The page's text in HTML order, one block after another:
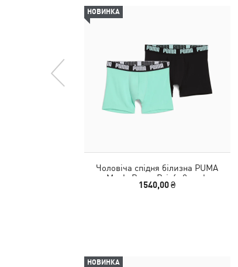
НОВИНКА
Чоловіча спідня білизна PUMA
Men's Boxer Briefs 2 pack
1540,00 ₴
НОВИНКА